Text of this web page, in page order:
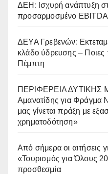
ΔΕΗ: Ισχυρή ανάπτυξη
προσαρμοσμένο EBITDA
ΔΕΥΑ Γρεβενών:
κλάδο ύδρευσης – Ποιες
Πέμπτη
ΠΕΡΙΦΕΡΕΙΑ ΔΥΤΙΚΗΣ
Αμανατίδης για Φράγμα
μας γίνεται πράξη με
χρηματοδότηση»
Από σήμερα οι αιτήσεις
«Τουρισμός για Όλους
προσθεσμία